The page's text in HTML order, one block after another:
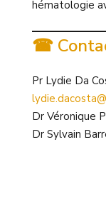
hématologie
☎
Pr Lydie Da
Dr Véronique
Dr Sylvain